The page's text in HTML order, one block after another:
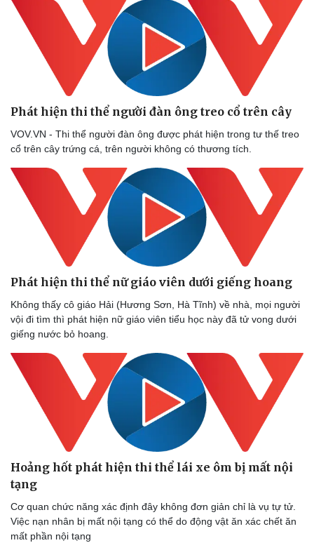
Phát hiện thi thể người đàn ông treo cổ trên cây
VOV.VN - Thi thể người đàn ông được phát hiện trong tư thế treo
cổ trên cây trứng cá, trên người không có thương tích.
Phát hiện thi thể nữ giáo viên dưới giếng hoang
Không thấy cô giáo Hải (Hương Sơn, Hà Tĩnh) về nhà, mọi người
vội đi tìm thì phát hiện nữ giáo viên tiểu học này đã tử vong dưới
giếng nước bỏ hoang.
Hoảng hốt phát hiện thi thể lái xe ôm bị mất nội
tạng
Cơ quan chức năng xác định đây không đơn giản chỉ là vụ tự tử.
Việc nạn nhân bị mất nội tạng có thể do động vật ăn xác chết ăn
mất phần nội tạng